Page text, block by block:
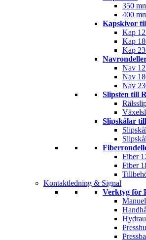
350
400
Kapskivor
Kap
Kap
Kap
Nav
Nav
Nav
Slipsten till
Slipskålar
Fiber
Fiber
Kontaktledning & Signal
Verktyg för